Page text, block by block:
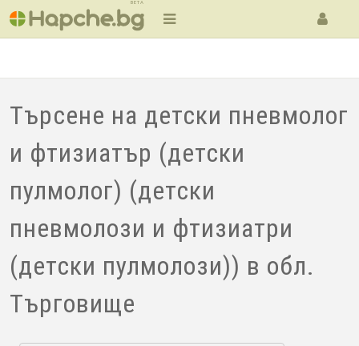
BETA
Търсене на детски пневмолог
и фтизиатър (детски
пулмолог) (детски
пневмолози и фтизиатри
(детски пулмолози)) в обл.
Търговище